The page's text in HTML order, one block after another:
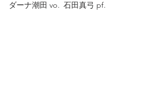
ダーナ潮田 vo.  石田真弓 pf.